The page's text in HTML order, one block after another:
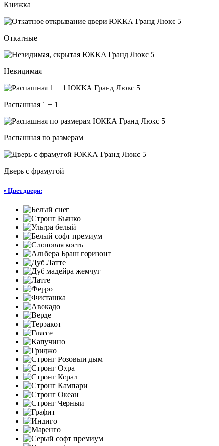
Книжка
Откатные
Невидимая
Распашная 1 + 1
Распашная по размерам
Дверь с фрамугой
• Цвет двери: